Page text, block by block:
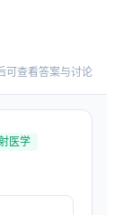
可查看答案与讨论
医学